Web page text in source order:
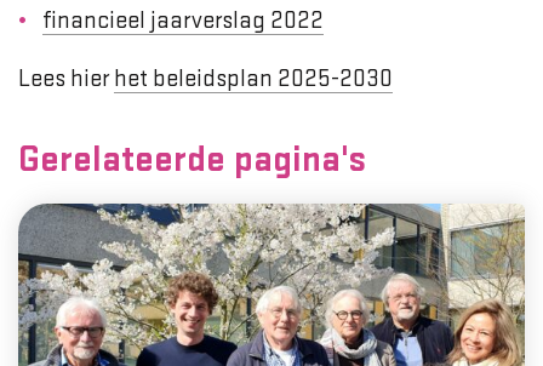
financieel jaarverslag 2022
Lees hierhet beleidsplan 2025-2030
Gerelateerde pagina's